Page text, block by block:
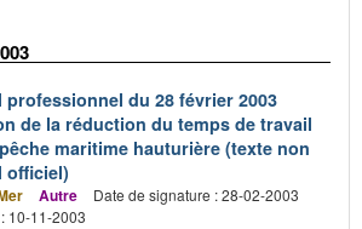
du 28 février 2003
de la réduction du temps de travail
maritime hauturière (texte non
officiel)
Autre
Date de signature : 28-02-2003
10-11-2003